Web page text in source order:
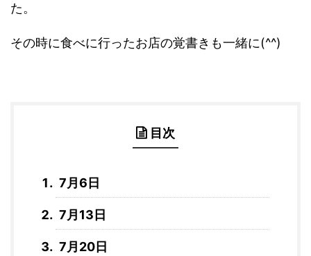
た。
その時に食べに行ったお店の覚書きも一緒に(^^)
目次
7月6日
7月13日
7月20日